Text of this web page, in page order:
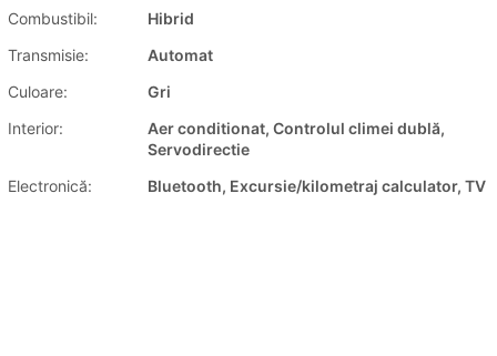
Combustibil:
Hibrid
Transmisie:
Automat
Culoare:
Gri
Interior:
Aer conditionat, Controlul climei dublă,
Servodirectie
Electronică:
Bluetooth, Excursie/kilometraj calculator, TV